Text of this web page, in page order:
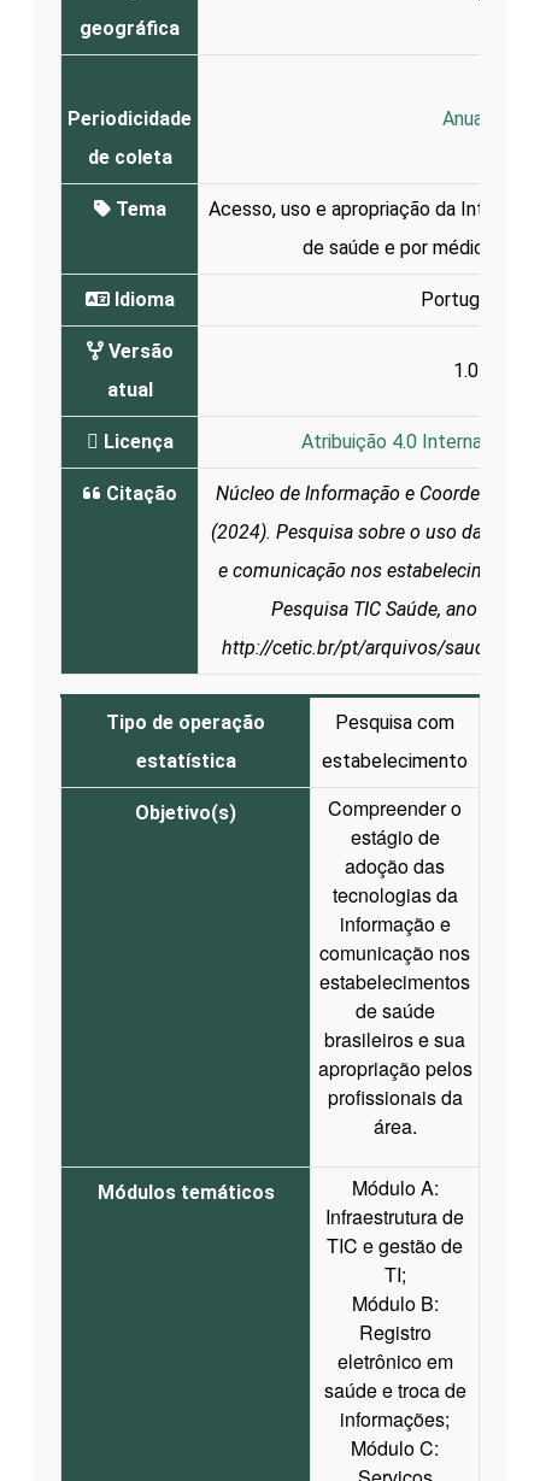
geográfica
Periodicidade
de coleta
Anual
Tema
Acesso, uso e apropriação da
de saúde e por médicos e
Idioma Português
Versão
atual
1.0
Licença Atribuição 4.0 Internacional
Citação
Núcleo de Informação e Coordenação
(2024). Pesquisa sobre o uso das
e comunicação nos
Pesquisa TIC Saúde, ano 2024.
http://cetic.br/pt/arquivos/saude/
Tipo de operação
estatística
Pesquisa com
estabelecimento
Objetivo(s)
Compreender o
estágio de
adoção das
tecnologias da
informação e
comunicação nos
estabelecimentos
de saúde
brasileiros e sua
apropriação pelos
profissionais da
área.
Módulos temáticos
Módulo A:
Infraestrutura de
TIC e gestão de
TI;
Módulo B:
Registro
eletrônico em
saúde e troca de
informações;
Módulo C: